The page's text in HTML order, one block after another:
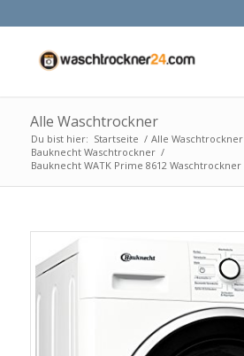
Alle Waschtrockner
Du bist hier: Startseite / Alle Waschtrockner
Bauknecht Waschtrockner /
Bauknecht WATK Prime 8612 Waschtrockner